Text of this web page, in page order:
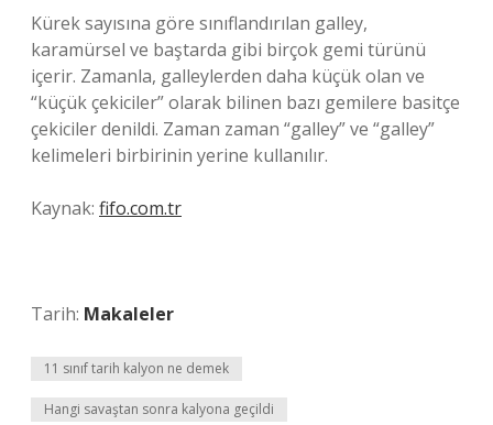
Kürek sayısına göre sınıflandırılan galley,
karamürsel ve baştarda gibi birçok gemi türünü
içerir. Zamanla, galleylerden daha küçük olan ve
“küçük çekiciler” olarak bilinen bazı gemilere basitçe
çekiciler denildi. Zaman zaman “galley” ve “galley”
kelimeleri birbirinin yerine kullanılır.
Kaynak: fifo.com.tr
Tarih: Makaleler
11 sınıf tarih kalyon ne demek
Hangi savaştan sonra kalyona geçildi